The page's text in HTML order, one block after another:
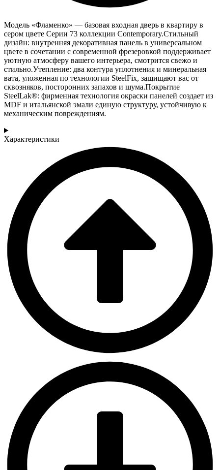
Модель «Фламенко» — базовая входная дверь в квартиру в
сером цвете Серии 73 коллекции Contemporary.Стильный
дизайн: внутренняя декоративная панель в универсальном
цвете в сочетании с современной фрезеровкой поддерживает
уютную атмосферу вашего интерьера, смотрится свежо и
стильно.Утепление: два контура уплотнения и минеральная
вата, уложенная по технологии SteelFix, защищают вас от
сквозняков, посторонних запахов и шума.Покрытие
SteelLak®: фирменная технология окраски панелей создает из
MDF и итальянской эмали единую структуру, устойчивую к
механическим повреждениям.
Характеристики